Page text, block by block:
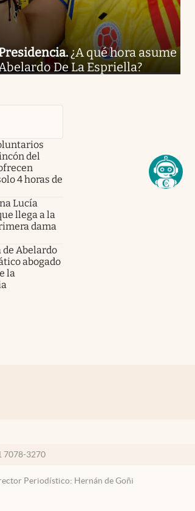
.¿A qué hora asume
De La Espriella?
del
4 horas de
Lucía
llega a la
dama
Abelardo
abogado
la
7078-3270
Periodístico: Hernán de Goñi